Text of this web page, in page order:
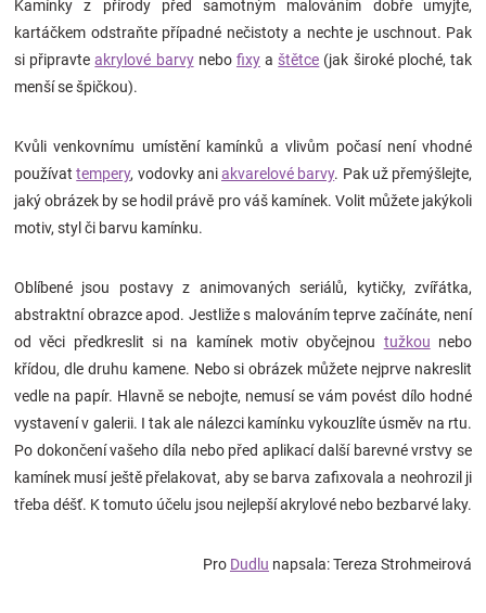
Kamínky z přírody před samotným malováním dobře umyjte,
kartáčkem odstraňte případné nečistoty a nechte je uschnout. Pak
si připravteakrylové barvynebo fixya štětce (jak široké ploché, tak
menší se špičkou).
Kvůli venkovnímu umístění kamínků a vlivům počasí není vhodné
používattempery, vodovky aniakvarelové barvy. Pak už přemýšlejte,
jaký obrázek by se hodil právě pro váš kamínek. Volit můžete jakýkoli
motiv, styl či barvu kamínku.
Oblíbené jsou postavy z animovaných seriálů, kytičky, zvířátka,
abstraktní obrazce apod. Jestliže s malováním teprve začínáte, není
od věci předkreslit si na kamínek motiv obyčejnou tužkou nebo
křídou, dle druhu kamene. Nebo si obrázek můžete nejprve nakreslit
vedle na papír. Hlavně se nebojte, nemusí se vám povést dílo hodné
vystavení v galerii. I tak ale nálezci kamínku vykouzlíte úsměv na rtu.
Po dokončení vašeho díla nebo před aplikací další barevné vrstvy se
kamínek musí ještě přelakovat, aby se barva zafixovala a neohrozil ji
třeba déšť. K tomuto účelu jsou nejlepší akrylové nebo bezbarvé laky.
Pro Dudlu napsala: Tereza Strohmeirová